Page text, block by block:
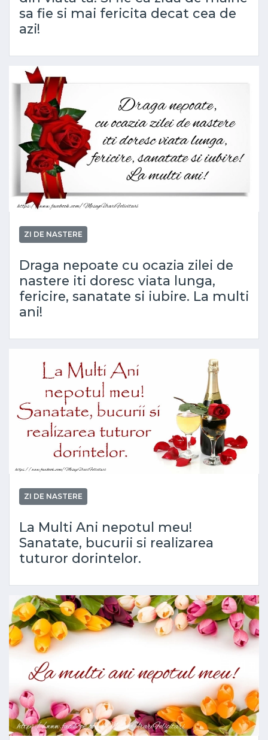
sa fie si mai fericita decat cea de
azi!
ZI DE NASTERE
Draga nepoate cu ocazia zilei de
nastere iti doresc viata lunga,
fericire, sanatate si iubire. La multi
ani!
ZI DE NASTERE
La Multi Ani nepotul meu!
Sanatate, bucurii si realizarea
tuturor dorintelor.